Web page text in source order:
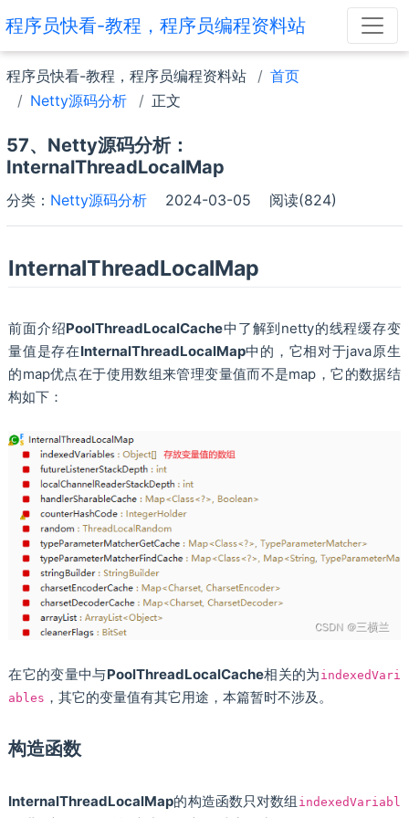
程序员快看-教程，程序员编程资料站
程序员快看-教程，程序员编程资料站
首页
Netty源码分析
正文
57、Netty源码分析：
InternalThreadLocalMap
分类： Netty源码分析 2024-03-05 阅读(824)
InternalThreadLocalMap
前面介绍PoolThreadLocalCache中了解到netty的线程缓存变
量值是存在InternalThreadLocalMap中的，它相对于java原生
的map优点在于使用数组来管理变量值而不是map，它的数据结
构如下：
在它的变量中与PoolThreadLocalCache相关的为 indexedVari
ables ，其它的变量值有其它用途，本篇暂时不涉及。
构造函数
InternalThreadLocalMap的构造函数只对数组 indexedVariabl